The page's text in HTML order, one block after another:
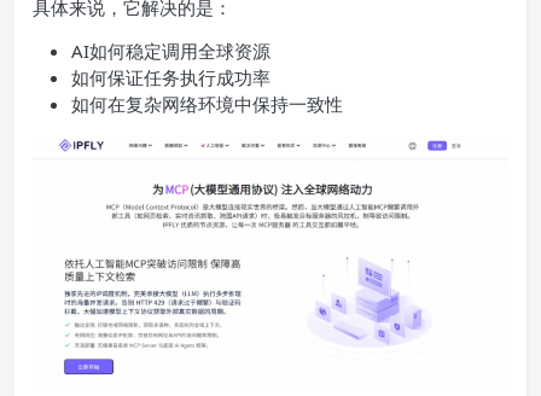
具体来说，它解决的是：
AI如何稳定调用全球资源
如何保证任务执行成功率
如何在复杂网络环境中保持一致性